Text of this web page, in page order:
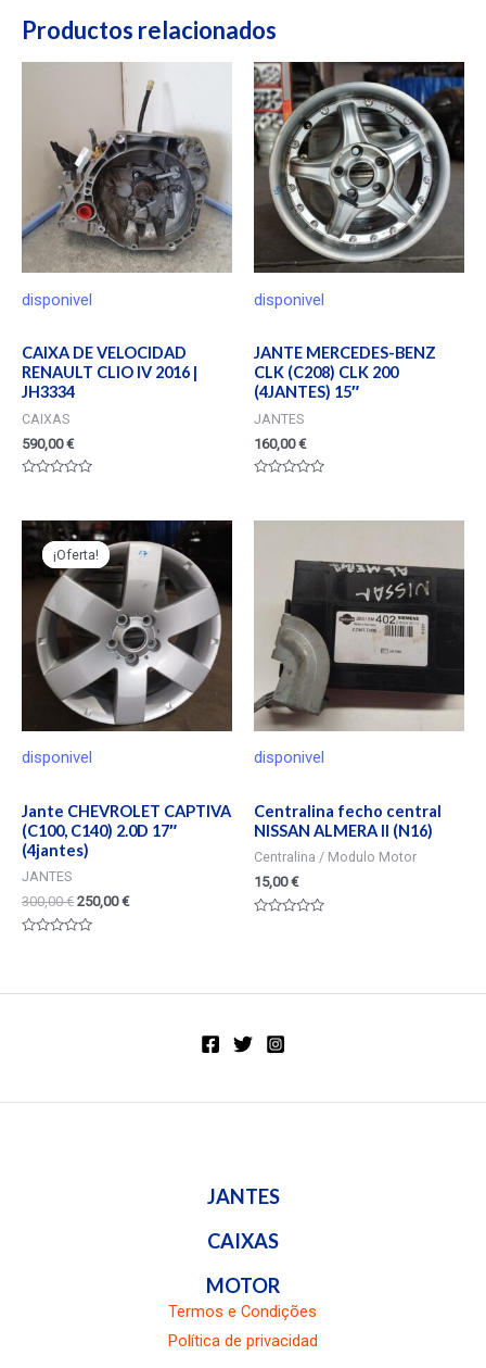
Productos relacionados
disponivel
CAIXA DE VELOCIDAD
RENAULT CLIO IV 2016 |
JH3334
CAIXAS
590,00€
de
disponivel
JANTE MERCEDES-BENZ
CLK (C208) CLK 200
(4JANTES) 15″
JANTES
160,00€
¡Oferta!
disponivel
¡Oferta!
Jante CHEVROLET CAPTIVA
(C100, C140) 2.0D 17″
(4jantes)
JANTES
300,00€ 250,00€
5
disponivel
Centralina fecho central
NISSAN ALMERA II (N16)
Centralina / Modulo Motor
15,00€
JANTES
CAIXAS
MOTOR
Termos e Condições
Política de privacidad